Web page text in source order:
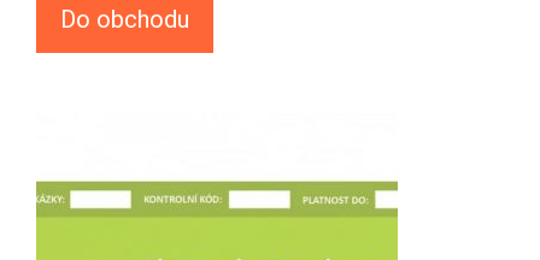
Do obchodu